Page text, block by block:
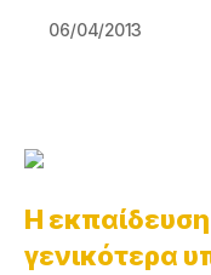
06/04/2013
Η
γενικότερα